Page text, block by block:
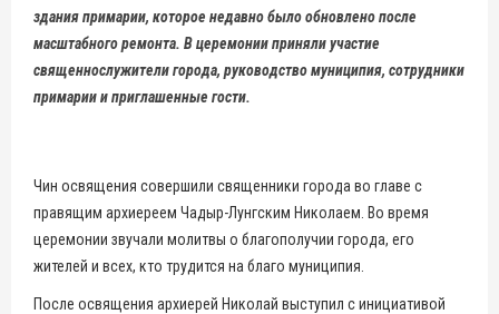
здания примарии, которое недавно было обновлено после
масштабного ремонта. В церемонии приняли участие
священнослужители города, руководство муниципия, сотрудники
примарии и приглашенные гости.
Чин освящения совершили священники города во главе с
правящим архиереем Чадыр-Лунгским Николаем. Во время
церемонии звучали молитвы о благополучии города, его
жителей и всех, кто трудится на благо муниципия.
После освящения архиерей Николай выступил с инициативой